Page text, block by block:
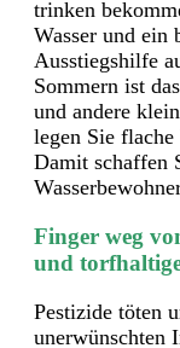
trinken
Wasser und ein
Ausstiegshilfe
Sommern ist
und andere
legen Sie
Damit schaffen
Finger weg
und
Pestizide töten
unerwünschten